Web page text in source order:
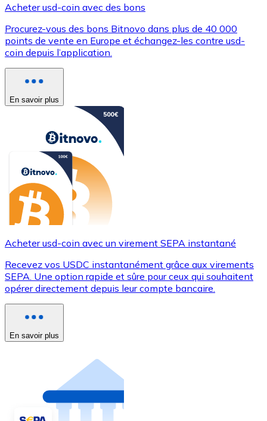
Acheter usd-coin avec des bons
Procurez-vous des bons Bitnovo dans plus de 40 000
points de vente en Europe et échangez-les contre usd-
coin depuis l’application.
En savoir plus
Acheter usd-coin avec un virement SEPA instantané
Recevez vos USDC instantanément grâce aux virements
SEPA. Une option rapide et sûre pour ceux qui souhaitent
opérer directement depuis leur compte bancaire.
En savoir plus